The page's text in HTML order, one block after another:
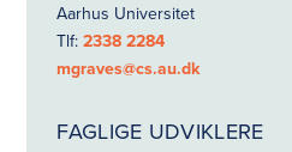
Aarhus Universitet
Tlf:2338 2284
mgraves@cs.au.dk
FAGLIGE UDVIKLERE